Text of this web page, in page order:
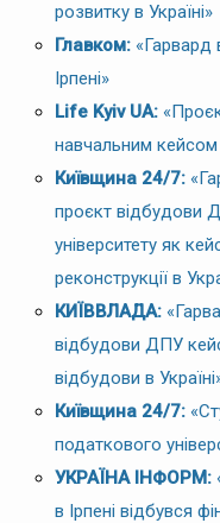
розвитку в Україні»
Главком: «Гарвард
Ірпені»
Life Kyiv UA:
навчальним кейсом
Київщина 24/7:
проєкт відбудови
університету як
реконструкції в
КИЇВВЛАДА:
відбудови ДПУ
відбудови в
Київщина 24/7:
податкового
УКРАЇНА ІНФОРМ:
в Ірпені відбувся